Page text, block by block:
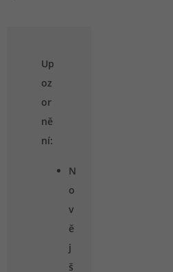
Up
oz
or
ně
ní:
N
o
v
ě
j
š